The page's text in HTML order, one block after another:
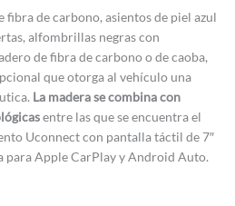
fibra de carbono, asientos de piel azul
alfombrillas negras con
de fibra de carbono o de caoba,
que otorga al vehículo una
La madera se combina con
entre las que se encuentra el
Uconnect con pantalla táctil de 7″
para Apple CarPlay y Android Auto.